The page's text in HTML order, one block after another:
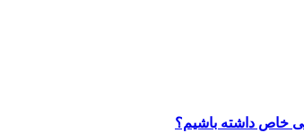
خاص داشته باشیم؟